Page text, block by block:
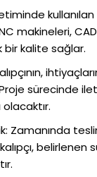
makineleri,
bir kalite sağlar.
sürecinde
Zamanında
belirlenen